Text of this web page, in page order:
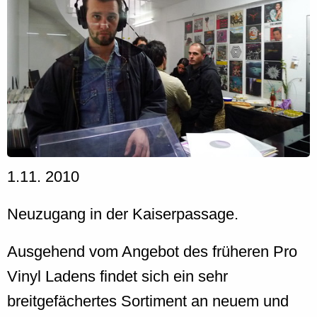
1.11. 2010
Neuzugang in der Kaiserpassage.
Ausgehend vom Angebot des früheren Pro
Vinyl Ladens findet sich ein sehr
breitgefächertes Sortiment an neuem und